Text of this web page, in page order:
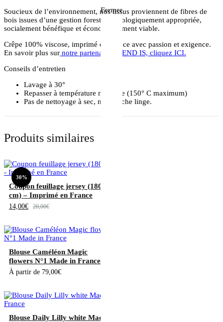
Soucieux de l’environnement, nos tissus proviennent de fibres de
bois issues d’une gestion forestière écologiquement appropriée,
socialement bénéfique et économiquement viable.
Crêpe 100% viscose, imprimé en France avec passion et exigence.
En savoir plus sur notre partenaire TREND IS, cliquez ICI.
Conseils d’entretien
Lavage à 30°
Repasser à température modérée (150° C maximum)
Pas de nettoyage à sec, ni de sèche linge.
Produits similaires
30%
Coupon feuillage jersey (180
cm) – Imprimé en France
14,00€ 20,00€
Blouse Caméléon Magic
flowers N°1 Made in France
À partir de 79,00€
Blouse Daily Lilly white Made
Fermer